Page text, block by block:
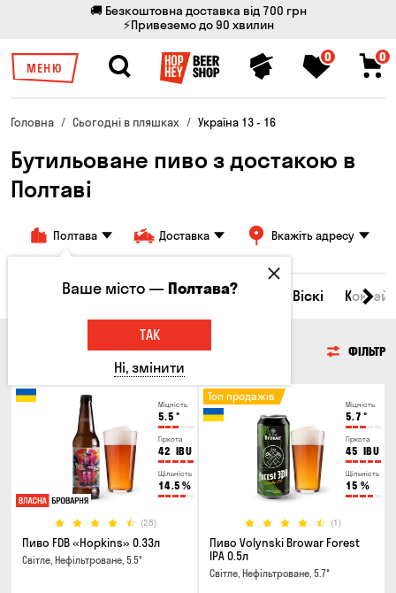
🚚 Безкоштовна доставка від 700 грн
⚡Привеземо до 90 хвилин
МЕНЮ
0 0
Головна Сьогодні в пляшках Україна 13 - 16
Бутильоване пиво з достакою в
Полтаві
Полтава Доставка Вкажіть адресу
Всі товари Пиво Сидр Віскі
ФІЛЬТР
Міцність
5.5 °
Гіркота
42 IBU
Щільність
14.5 %
(28)
Пиво FDB «Hopkins» 0.33л
Світле, Нефільтроване, 5.5°
Міцність
5.7 °
Гіркота
45 IBU
Щільність
15 %
(1)
Топ продажів
Пиво Volynski Browar Forest
IPA 0.5л
Світле, Нефільтроване, 5.7°
Ваше місто —Полтава?
ТАК
Ні, змінити